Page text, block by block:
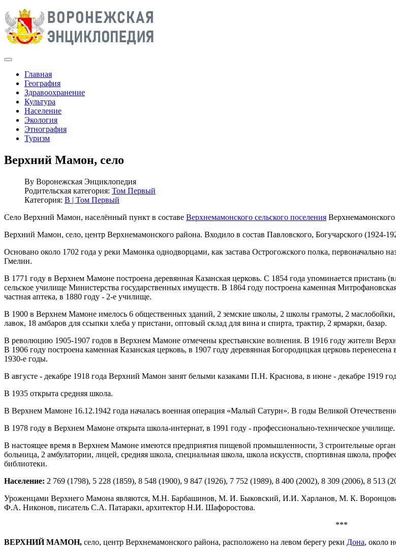
Главная
География
Здравоохранение
Культура
Население
Экология
Этнография
Туризм
Верхний Мамон, село
By Воронежская Энциклопедия
Родительская категория: Том Первый
Категория: В | Том Первый
Село Верхний Мамон, населённый пункт в составе Верхнемамонского сельского поселения
Верхний Мамон, село, центр Верхнемамонского района. Входило в состав Павловского, Богучарского (1924-
Основано около 1702 года у реки Мамонка однодворцами, как застава Острогожского полка,
Гмелин.
В 1771 году в Верхнем Мамоне построена деревянная Казанская церковь. С 1854 года упоминается
сельское училище Министерства государственных имуществ. В 1864 году построена каменная
частная аптека, в 1880 году - 2-е училище.
В 1900 в Верхнем Мамоне имелось 6 общественных зданий, 2 земские школы, 2 школы грамоты, 2
лавок, 18 амбаров для ссыпки хлеба у пристани, оптовый склад для вина и спирта, трактир, 2 ярмарки, базар.
В революцию 1905-1907 годов в Верхнем Мамоне отмечены крестьянские волнения. В 1916 году жители
В 1906 году построена каменная Казанская церковь, в 1907 году деревянная Богородицкая церковь
1930-е годы.
В августе - декабре 1918 года Верхний Мамон занят белыми казаками П.Н. Краснова, в июне - декабре 1919
В 1935 открыта средняя школа.
В Верхнем Мамоне 16.12.1942 года началась военная операция «Малый Сатурн». В годы Великой
В 1978 году в Верхнем Мамоне открыта школа-интернат, в 1991 году - профессионально-техническое училище.
В настоящее время в Верхнем Мамоне имеются предприятия пищевой промышленности, 3 строительные
больница, 2 амбулатории, лицей, средняя школа, специальная школа, школа искусств, спортивная школа,
библиотеки.
Население: 2 769 (1798), 5 228 (1859), 8 548 (1900), 9 847 (1926), 7 752 (1989), 8 400 (2002), 8 309 (2006), 8 513
Уроженцами Верхнего Мамона являются, М.Н. Барбашинов, М. И. Быковский, И.И. Харланов, М. К.
Ф.А. Никонов, писатель С.А. Патараки, архитектор Н.И. Шафоростова.
***
ВЕРХНИЙ МАМОН, село, центр Верхнемамонского района, расположено на левом берегу реки Дона, около